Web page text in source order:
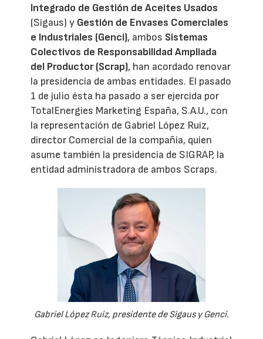
Integrado de Gestión de Aceites Usados
(Sigaus) y Gestión de Envases Comerciales
e Industriales (Genci), ambos Sistemas
Colectivos de Responsabilidad Ampliada
del Productor (Scrap), han acordado renovar
la presidencia de ambas entidades. El pasado
1 de julio ésta ha pasado a ser ejercida por
TotalEnergies Marketing España, S.A.U., con
la representación de Gabriel López Ruiz,
director Comercial de la compañía, quien
asume también la presidencia de SIGRAP, la
entidad administradora de ambos Scraps.
Gabriel López Ruiz, presidente de Sigaus y Genci.